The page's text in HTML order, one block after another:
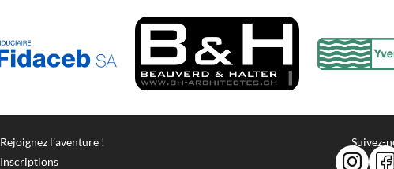
Rejoignez l’aventure !
Inscriptions
Suivez-